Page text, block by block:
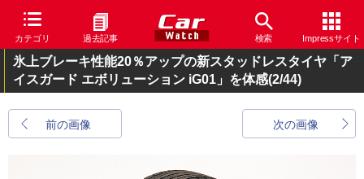
カテゴリ 過去記事 検索 Impressサイト
氷上ブレーキ性能20％アップの新スタッドレスタイヤ「ア
イスガード エボリューション iG01」を体感(2/44)
前の画像 次の画像